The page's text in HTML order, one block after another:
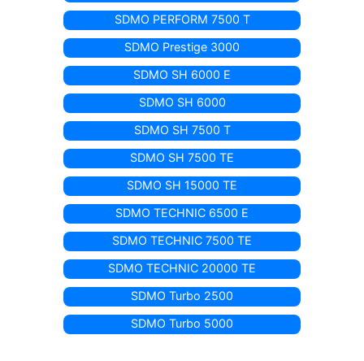
SDMO PERFORM 7500 T
SDMO Prestige 3000
SDMO SH 6000 E
SDMO SH 6000
SDMO SH 7500 T
SDMO SH 7500 TE
SDMO SH 15000 TE
SDMO TECHNIC 6500 E
SDMO TECHNIC 7500 TE
SDMO TECHNIC 20000 TE
SDMO Turbo 2500
SDMO Turbo 5000